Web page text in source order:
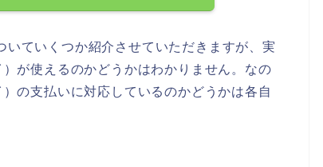
ていくつか紹介させていただきますが、実
が使えるのかどうかはわかりません。なの
の支払いに対応しているのかどうかは各自